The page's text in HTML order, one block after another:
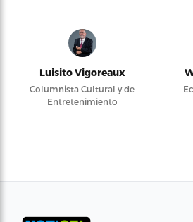
Luisito Vigoreaux
Columnista Cultural y de
Entretenimiento